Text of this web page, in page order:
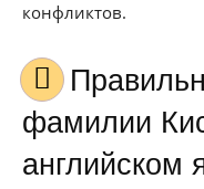
конфликтов.
Правильное написание
фамилии
английском